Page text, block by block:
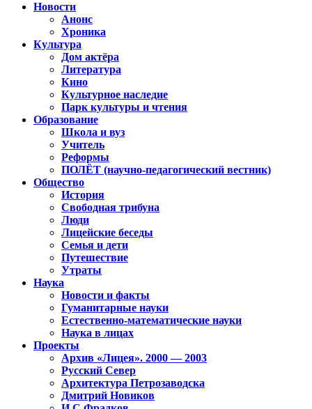
Новости
Анонс
Хроника
Культура
Дом актёра
Литература
Кино
Культурное наследие
Парк культуры и чтения
Образование
Школа и вуз
Учитель
Реформы
ПОЛЁТ (научно-педагогический вестник)
Общество
История
Свободная трибуна
Люди
Лицейские беседы
Семья и дети
Путешествие
Утраты
Наука
Новости и факты
Гуманитарные науки
Естественно-математические науки
Наука в лицах
Проекты
Архив «Лицея». 2000 — 2003
Русский Север
Архитектура Петрозаводска
Дмитрий Новиков